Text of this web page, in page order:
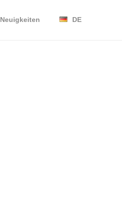
Neuigkeiten DE